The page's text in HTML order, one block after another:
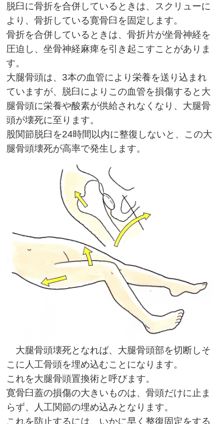
脱臼に骨折を合併しているときは、スクリューに
より、骨折している寛骨臼を固定します。
骨折を合併しているときは、骨折片が坐骨神経を
圧迫し、坐骨神経麻痺を引き起こすことがありま
す。
大腿骨頭は、3本の血管により栄養を送り込まれ
ていますが、脱臼によりこの血管を損傷すると大
腿骨頭に栄養や酸素が供給されなくなり、大腿骨
頭が壊死に至ります。
股関節脱臼を24時間以内に整復しないと、この大
腿骨頭壊死が高率で発生します。
大腿骨頭壊死となれば、大腿骨頭部を切断しそ
こに人工骨頭を埋め込むことになります。
これを大腿骨頭置換術と呼びます。
寛骨臼蓋の損傷の大きいものは、骨頭だけに止ま
らず、人工関節の埋め込みとなります。
これを防止するには、いかに早く整復固定をする